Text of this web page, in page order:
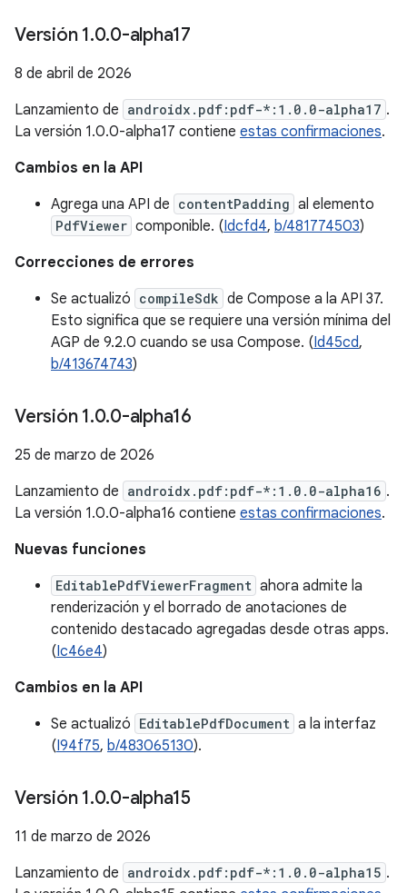
Versión 1.0.0-alpha17
8 de abril de 2026
Lanzamiento de androidx.pdf:pdf-*:1.0.0-alpha17 .
La versión 1.0.0-alpha17 contiene estas confirmaciones.
Cambios en la API
Agrega una API de contentPadding al elemento
PdfViewer componible. (Idcfd4, b/481774503)
Correcciones de errores
Se actualizó compileSdk de Compose a la API 37.
Esto significa que se requiere una versión mínima del
AGP de 9.2.0 cuando se usa Compose. (Id45cd,
b/413674743)
Versión 1.0.0-alpha16
25 de marzo de 2026
Lanzamiento de androidx.pdf:pdf-*:1.0.0-alpha16 .
La versión 1.0.0-alpha16 contiene estas confirmaciones.
Nuevas funciones
EditablePdfViewerFragment ahora admite la
renderización y el borrado de anotaciones de
contenido destacado agregadas desde otras apps.
(Ic46e4)
Cambios en la API
Se actualizó EditablePdfDocument a la interfaz
(I94f75, b/483065130).
Versión 1.0.0-alpha15
11 de marzo de 2026
Lanzamiento de androidx.pdf:pdf-*:1.0.0-alpha15 .